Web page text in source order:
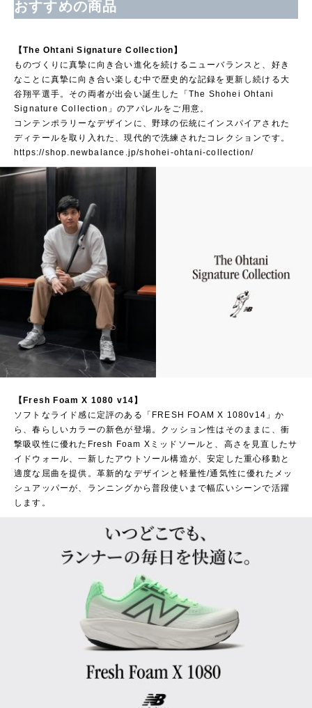
おすすめの商品
【The Ohtani Signature Collection】
ものづくりに真摯に向き合い進化を続けるニューバランスと、好き
なことに真摯に向き合い楽しむ中で歴史的な記録を更新し続ける大
谷翔平選手。その両者が出会い誕生した「The Shohei Ohtani
Signature Collection」のアパレルをご用意。
コンテンポラリーなデザインに、野球の伝統にインスパイアされた
ディテールを取り入れた、現代的で洗練されたコレクションです。
https://shop.newbalance.jp/shohei-ohtani-collection/
【Fresh Foam X 1080 v14】
ソフトなライド感に定評のある「FRESH FOAM X 1080v14」か
ら、春らしいカラーの新色が登場。クッション性はそのままに、衝
撃吸収性に優れたFresh Foam Xミッドソールと、高さを見直したサ
イドウォール、一新したアウトソール構造が、安定した重心移動と
適度な屈曲を提供。革新的なデザインと軽量性/通気性に優れたメッ
シュアッパーが、ランニングから普段使いまで幅広いシーンで活躍
します。